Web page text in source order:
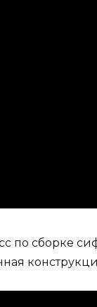
по сборке